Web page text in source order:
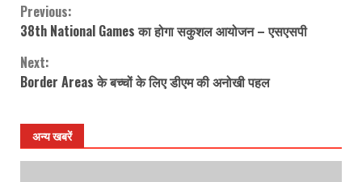
Continue
Previous:
38th National Games का होगा सकुशल आयोजन – एसएसपी
Next:
Border Areas के बच्चों के लिए डीएम की अनोखी पहल
अन्य खबरें